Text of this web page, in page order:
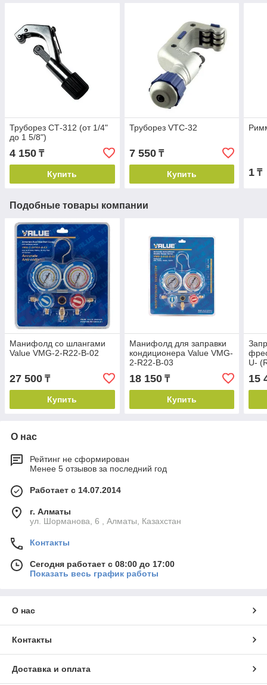
Труборез СТ-312 (от 1/4"
до 1 5/8")
4 150 ₸
Купить
Труборез VTC-32
7 550₸
Купить 1 ₸
Подобные товары компании
Манифолд со шлангами
Value VMG-2-R22-B-02
27 500 ₸
Купить
Манифолд для заправки
кондиционера Value VMG-
2-R22-B-03
18 150₸
Купить
U-
15
О нас
Рейтинг не сформирован
Менее 5 отзывов за последний год
Работает с 14.07.2014
г. Алматы
ул. Шорманова, 6 , Алматы, Казахстан
Контакты
Сегодня работает с 08:00 до 17:00
Показать весь график работы
О нас
Контакты
Доставка и оплата